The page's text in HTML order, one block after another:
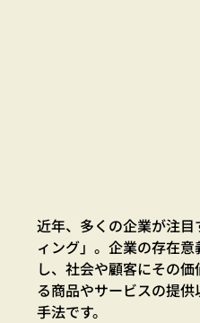
近年、多くの企業が注
ィング」。企業の存在
し、社会や顧客にその
る商品やサービスの提
手法です。